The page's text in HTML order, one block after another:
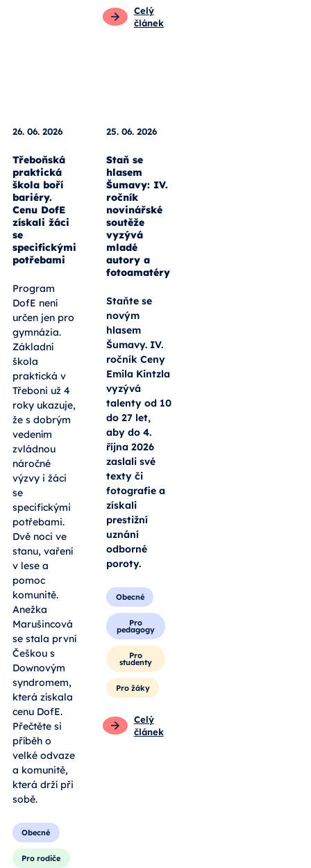
Celý
článek
26. 06. 2026
Třeboňská
praktická
škola boří
bariéry.
Cenu DofE
získali žáci
se
specifickými
potřebami
Program
DofE není
určen jen pro
gymnázia.
Základní
škola
praktická v
Třeboni už 4
roky ukazuje,
že s dobrým
vedením
zvládnou
náročné
výzvy i žáci
se
specifickými
potřebami.
Dvě noci ve
stanu, vaření
v lese a
pomoc
komunitě.
Anežka
Marušincová
se stala první
Češkou s
Downovým
syndromem,
která získala
cenu DofE.
Přečtěte si
příběh o
velké odvaze
a komunitě,
která drží při
sobě.
Obecné
Pro rodiče
25. 06. 2026
Staň se
hlasem
Šumavy: IV.
ročník
novinářské
soutěže
vyzývá
mladé
autory a
fotoamatéry
Staňte se
novým
hlasem
Šumavy. IV.
ročník Ceny
Emila Kintzla
vyzývá
talenty od 10
do 27 let,
aby do 4.
října 2026
zaslali své
texty či
fotografie a
získali
prestižní
uznání
odborné
poroty.
Obecné
Pro
pedagogy
Pro
studenty
Pro žáky
Celý
článek